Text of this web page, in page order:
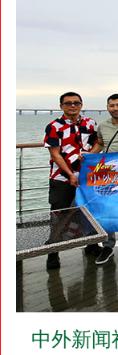
中外新闻